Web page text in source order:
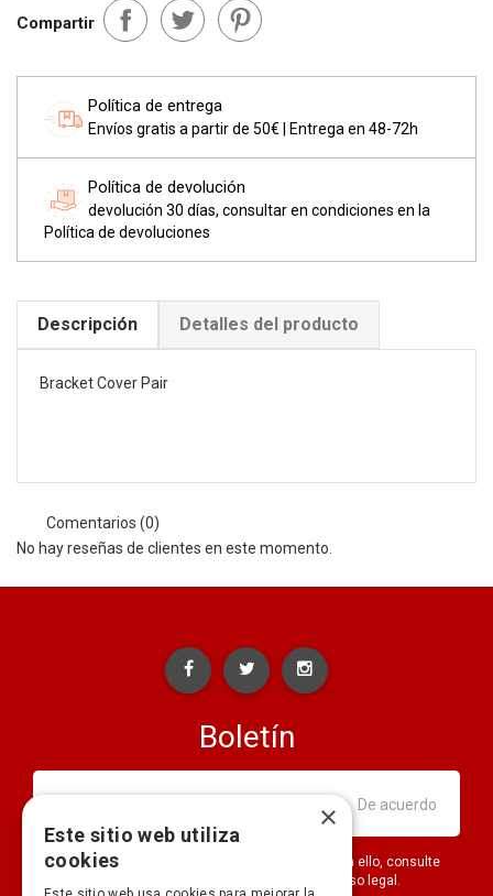
Compartir
Política de entrega
Envíos gratis a partir de 50€ | Entrega en 48-72h
Política de devolución
devolución 30 días, consultar en condiciones en la
Política de devoluciones
Descripción Detalles del producto
Bracket Cover Pair
Comentarios (0)
No hay reseñas de clientes en este momento.
Boletín
Puede darse de baja en cualquier momento. Para ello, consulte
nuestra información de contacto en el aviso legal.
×
Este sitio web utiliza
cookies